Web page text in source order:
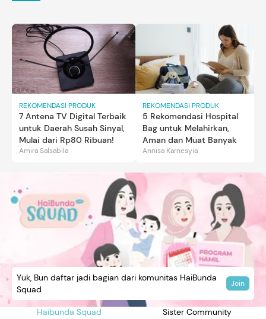
REKOMENDASI PRODUK
7 Antena TV Digital Terbaik
untuk Daerah Susah Sinyal,
Mulai dari Rp80 Ribuan!
Amira Salsabila
REKOMENDASI PRODUK
5 Rekomendasi Hospital
Bag untuk Melahirkan,
Aman dan Muat Banyak
Annisa Karnesyia
Haibunda Squad Sister Community
Yuk, Bun daftar jadi bagian dari komunitas HaiBunda
Squad
Join